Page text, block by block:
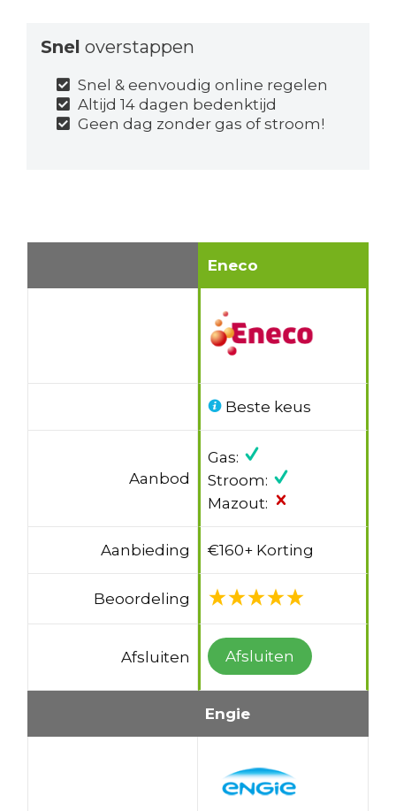
Snel overstappen
Snel & eenvoudig online regelen
Altijd 14 dagen bedenktijd
Geen dag zonder gas of stroom!
Eneco
Beste keus
Aanbod
Gas:
Stroom:
Mazout:
Aanbieding €160+ Korting
Beoordeling
Afsluiten Afsluiten
Engie